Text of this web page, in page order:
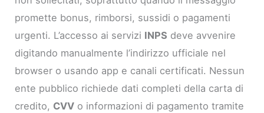
promette bonus, rimborsi, sussidi o pagamenti
urgenti. L’accesso ai servizi INPS deve avvenire
digitando manualmente l’indirizzo ufficiale nel
browser o usando app e canali certificati. Nessun
ente pubblico richiede dati completi della carta di
credito, CVV o informazioni di pagamento tramite